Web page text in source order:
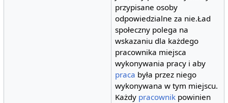
przypisane osoby
odpowiedzialne za nie.Ład
społeczny polega na
wskazaniu dla każdego
pracownika miejsca
wykonywania pracy i aby
praca była przez niego
wykonywana w tym miejscu.
Każdy pracownik powinien